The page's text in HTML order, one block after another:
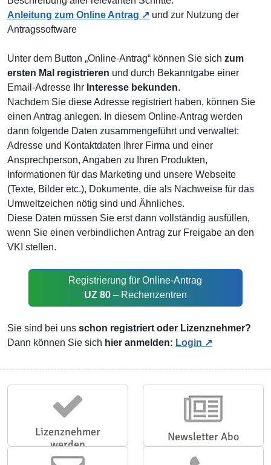
Anleitung zum Online Antrag
und zur Nutzung der
Antragssoftware
Unter dem Button „Online-Antrag“ können Sie sich zum
ersten Mal registrieren und durch Bekanntgabe einer
Email-Adresse Ihr Interesse bekunden.
Nachdem Sie diese Adresse registriert haben, können Sie
einen Antrag anlegen. In diesem Online-Antrag werden
dann folgende Daten zusammengeführt und verwaltet:
Adresse und Kontaktdaten Ihrer Firma und einer
Ansprechperson, Angaben zu Ihren Produkten,
Informationen für das Marketing und unsere Webseite
(Texte, Bilder etc.), Dokumente, die als Nachweise für das
Umweltzeichen nötig sind und Ähnliches.
Diese Daten müssen Sie erst dann vollständig ausfüllen,
wenn Sie einen verbindlichen Antrag zur Freigabe an den
VKI stellen.
Registrierung für Online-Antrag
UZ 80– Rechenzentren
Sie sind bei uns schon registriert oder Lizenznehmer?
Dann können Sie sich hier anmelden: Login
Lizenznehmer
werden
Newsletter Abo